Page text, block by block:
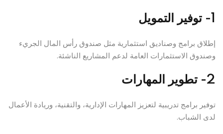
إطلاق برامج وصناديق استثمارية مثل صندوق رأس المال الجريء
وصندوق الاستثمارات العامة لدعم المشاريع الناشئة.
2- تطوير المهارات
توفير برامج تدريبية لتعزيز المهارات الإدارية، والتقنية، وريادة الأعمال
لدى الشباب.